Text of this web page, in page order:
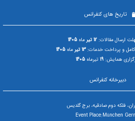
تاریخ های کنفرانس
ارسال مقالات: 12 تیر ماه 1405
و پرداخت خدمات:13 تیر ماه 1405
همایش: 19 تیرماه 1405
دبیرخانه کنفرانس
فلکه دوم صادقیه، برج گلدیس
Event Place:München